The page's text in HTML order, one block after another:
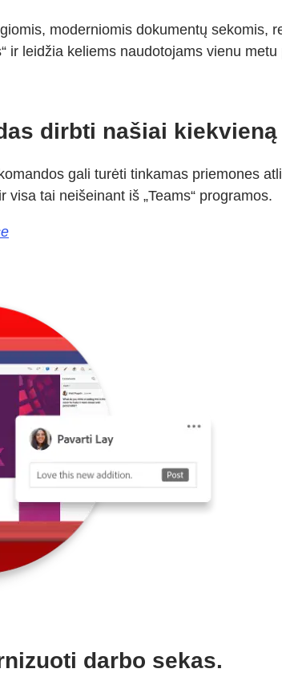
moderniomis dokumentų sekomis,
ir leidžia keliems naudotojams vienu
dirbti našiai kiekvieną
gali turėti tinkamas priemones
tai neišeinant iš „Teams“ programos.
darbo sekas.